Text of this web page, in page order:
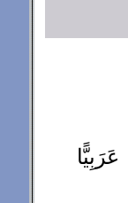
عَرَبِيًّا